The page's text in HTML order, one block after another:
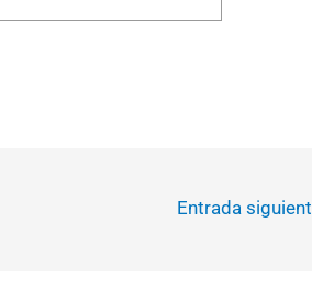
Entrada